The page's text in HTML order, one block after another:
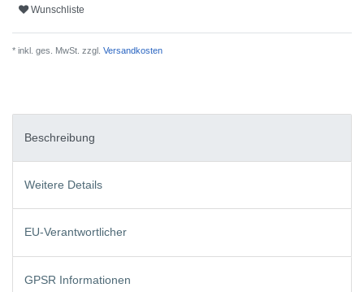
Wunschliste
* inkl. ges. MwSt. zzgl. Versandkosten
Beschreibung
Weitere Details
EU-Verantwortlicher
GPSR Informationen